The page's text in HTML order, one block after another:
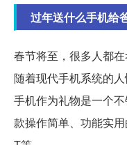
过年送什么手机给
春节将至，很多人都
随着现代手机系统的
手机作为礼物是一个
款操作简单、功能实